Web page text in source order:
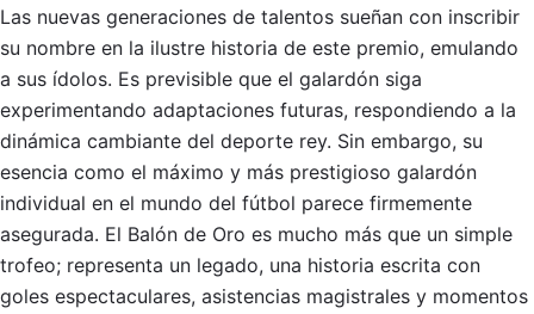
Las nuevas generaciones de talentos sueñan con inscribir
su nombre en la ilustre historia de este premio, emulando
a sus ídolos. Es previsible que el galardón siga
experimentando adaptaciones futuras, respondiendo a la
dinámica cambiante del deporte rey. Sin embargo, su
esencia como el máximo y más prestigioso galardón
individual en el mundo del fútbol parece firmemente
asegurada. El Balón de Oro es mucho más que un simple
trofeo; representa un legado, una historia escrita con
goles espectaculares, asistencias magistrales y momentos